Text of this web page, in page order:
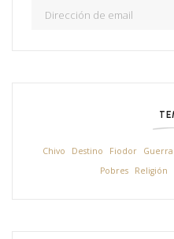
Chivo Destino Fiodor Guerra
Pobres
Religión